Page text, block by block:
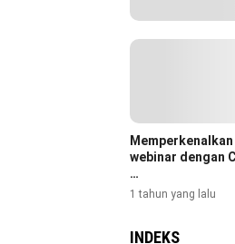
Memperkenalkan
webinar dengan
…
1 tahun yang lalu
INDEKS